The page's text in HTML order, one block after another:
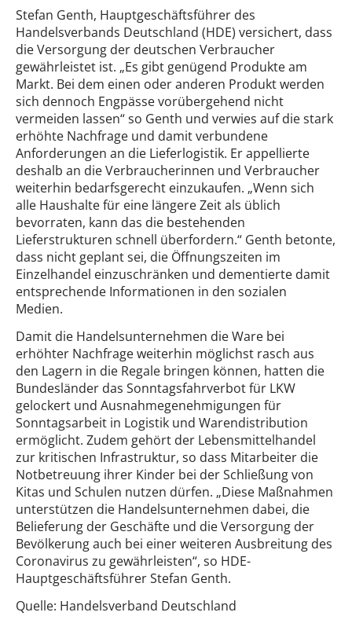
Stefan Genth, Hauptgeschäftsführer des
Handelsverbands Deutschland (HDE) versichert, dass
die Versorgung der deutschen Verbraucher
gewährleistet ist. „Es gibt genügend Produkte am
Markt. Bei dem einen oder anderen Produkt werden
sich dennoch Engpässe vorübergehend nicht
vermeiden lassen“ so Genth und verwies auf die stark
erhöhte Nachfrage und damit verbundene
Anforderungen an die Lieferlogistik. Er appellierte
deshalb an die Verbraucherinnen und Verbraucher
weiterhin bedarfsgerecht einzukaufen. „Wenn sich
alle Haushalte für eine längere Zeit als üblich
bevorraten, kann das die bestehenden
Lieferstrukturen schnell überfordern.“ Genth betonte,
dass nicht geplant sei, die Öffnungszeiten im
Einzelhandel einzuschränken und dementierte damit
entsprechende Informationen in den sozialen
Medien.
Damit die Handelsunternehmen die Ware bei
erhöhter Nachfrage weiterhin möglichst rasch aus
den Lagern in die Regale bringen können, hatten die
Bundesländer das Sonntagsfahrverbot für LKW
gelockert und Ausnahmegenehmigungen für
Sonntagsarbeit in Logistik und Warendistribution
ermöglicht. Zudem gehört der Lebensmittelhandel
zur kritischen Infrastruktur, so dass Mitarbeiter die
Notbetreuung ihrer Kinder bei der Schließung von
Kitas und Schulen nutzen dürfen. „Diese Maßnahmen
unterstützen die Handelsunternehmen dabei, die
Belieferung der Geschäfte und die Versorgung der
Bevölkerung auch bei einer weiteren Ausbreitung des
Coronavirus zu gewährleisten“, so HDE-
Hauptgeschäftsführer Stefan Genth.
Quelle: Handelsverband Deutschland